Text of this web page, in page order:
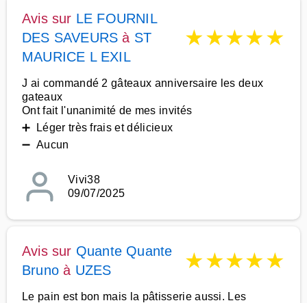
Avis sur LE FOURNIL
DES SAVEURS à ST
MAURICE L EXIL
★★★★★
J ai commandé 2 gâteaux anniversaire les deux
gateaux
Ont fait l'unanimité de mes invités
➕ Léger très frais et délicieux
➖ Aucun
Vivi38
09/07/2025
Avis sur Quante Quante
Bruno à UZES ★★★★★
Le pain est bon mais la pâtisserie aussi. Les